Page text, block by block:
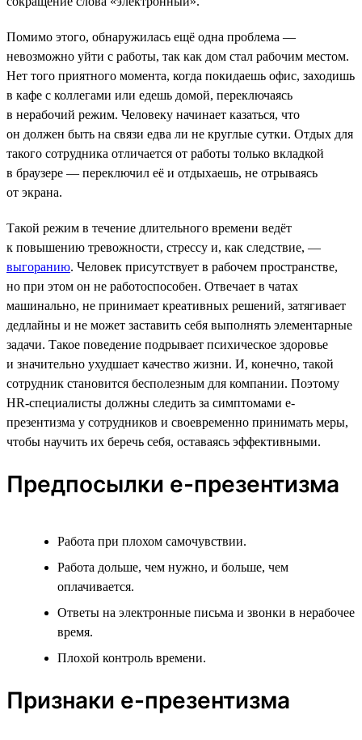
Помимо этого, обнаружилась ещё одна проблема —
невозможно уйти с работы, так как дом стал рабочим местом.
Нет того приятного момента, когда покидаешь офис, заходишь
в кафе с коллегами или едешь домой, переключаясь
в нерабочий режим. Человеку начинает казаться, что
он должен быть на связи едва ли не круглые сутки. Отдых для
такого сотрудника отличается от работы только вкладкой
в браузере — переключил её и отдыхаешь, не отрываясь
от экрана.
Такой режим в течение длительного времени ведёт
к повышению тревожности, стрессу и, как следствие, —
выгоранию. Человек присутствует в рабочем пространстве,
но при этом он не работоспособен. Отвечает в чатах
машинально, не принимает креативных решений, затягивает
дедлайны и не может заставить себя выполнять элементарные
задачи. Такое поведение подрывает психическое здоровье
и значительно ухудшает качество жизни. И, конечно, такой
сотрудник становится бесполезным для компании. Поэтому
HR-специалисты должны следить за симптомами е-
презентизма у сотрудников и своевременно принимать меры,
чтобы научить их беречь себя, оставаясь эффективными.
Предпосылки е-презентизма
Работа при плохом самочувствии.
Работа дольше, чем нужно, и больше, чем
оплачивается.
Ответы на электронные письма и звонки в нерабочее
время.
Плохой контроль времени.
Признаки е-презентизма